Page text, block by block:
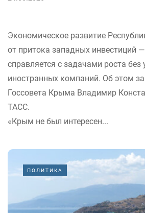
Экономическое развитие
от притока западных инвестиций
справляется с задачами роста без
иностранных компаний. Об этом
Госсовета Крыма Владимир
ТАСС.
«Крым не был интересен...
ПОЛИТИКА